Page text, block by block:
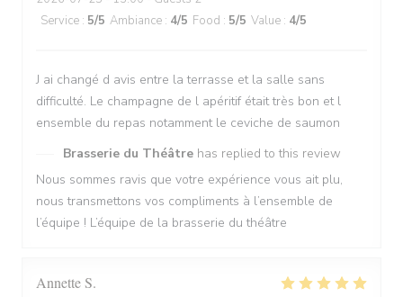
Service : 5/5 Ambiance : 4/5 Food : 5/5 Value : 4/5
J ai changé d avis entre la terrasse et la salle sans
difficulté. Le champagne de l apéritif était très bon et l
ensemble du repas notamment le ceviche de saumon
Brasserie du Théâtre has replied to this review
Nous sommes ravis que votre expérience vous ait plu,
nous transmettons vos compliments à l’ensemble de
l’équipe ! L’équipe de la brasserie du théâtre
Annette S